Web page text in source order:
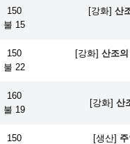
150
불 15
[강화] 산
150
불 22
[강화] 산조
160
불 19
[강화] 산
150 [생산]